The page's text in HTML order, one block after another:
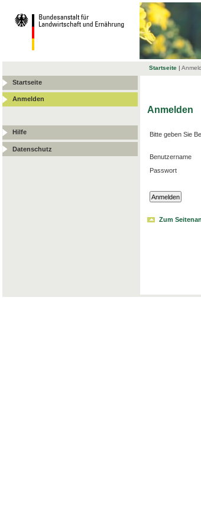
Startseite |
Startseite
Anmelden
Hilfe
Datenschutz
Anmelden
Bitte geben Sie
Benutzername
Passwort
Zum